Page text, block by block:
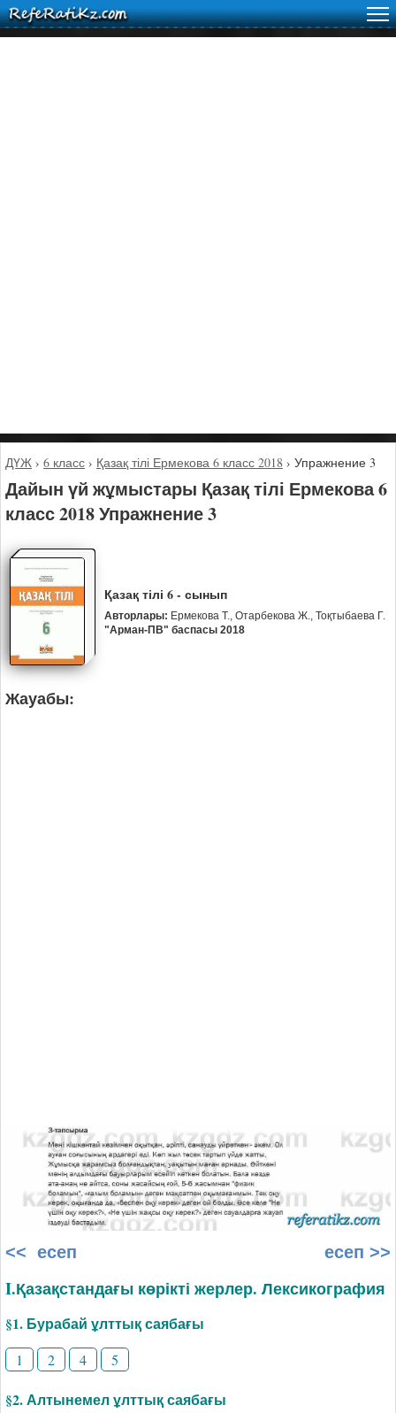
ДҮЖ › 6 класс › Қазақ тілі Ермекова 6 класс 2018 › Упражнение 3
Дайын үй жұмыстары Қазақ тілі Ермекова 6
класс 2018 Упражнение 3
Қазақ тілі 6 - сынып
Авторлары: Ермекова Т., Отарбекова Ж., Тоқтыбаева Г.
"Арман-ПВ" баспасы 2018
Жауабы:
<< есеп есеп >>
I.Қазақстандағы көрікті жерлер. Лексикография
§1. Бурабай ұлттық саябағы
1 2 4 5
§2. Алтынемел ұлттық саябағы